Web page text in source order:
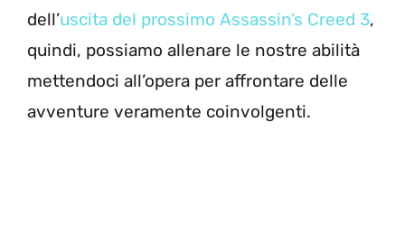
dell’uscita del prossimo Assassin’s Creed 3,
quindi, possiamo allenare le nostre abilità
mettendoci all’opera per affrontare delle
avventure veramente coinvolgenti.